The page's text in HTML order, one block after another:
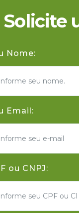
Solicite
Nome:
Email:
ou CNPJ: